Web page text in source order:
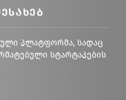
პლატფორმა, სადაც
სტარტაპების